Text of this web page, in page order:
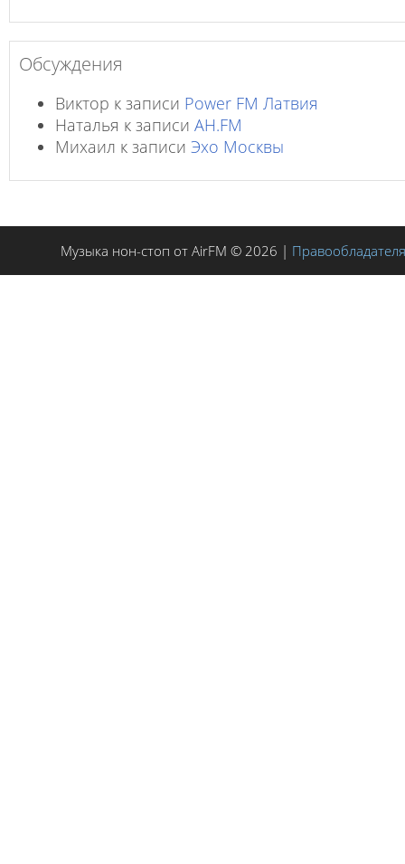
Обсуждения
Виктор к записи Power FM Латвия
Наталья к записи AH.FM
Михаил к записи Эхо Москвы
Музыка нон-стоп от AirFM © 2026 |